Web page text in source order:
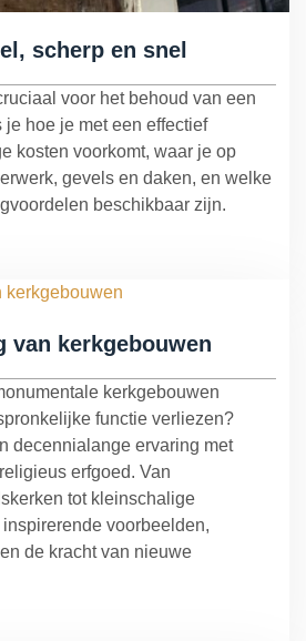
scherp en snel
voor het behoud van een
hoe je met een effectief
kosten voorkomt, waar je op
gevels en daken, en welke
beschikbaar zijn.
van kerkgebouwen
kerkgebouwen
functie verliezen?
decennialange ervaring met
erfgoed. Van
tot kleinschalige
voorbeelden,
de kracht van nieuwe